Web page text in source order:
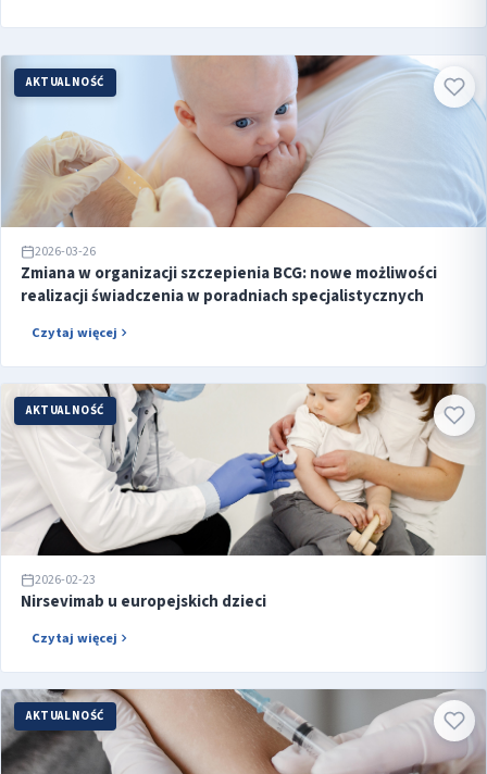
AKTUALNOŚĆ
2026-03-26
Zmiana w organizacji szczepienia BCG: nowe możliwości
realizacji świadczenia w poradniach specjalistycznych
Czytaj więcej
AKTUALNOŚĆ
2026-02-23
Nirsevimab u europejskich dzieci
Czytaj więcej
AKTUALNOŚĆ